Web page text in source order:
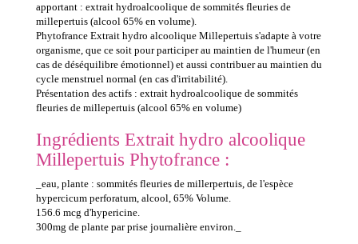
apportant : extrait hydroalcoolique de sommités fleuries de
millepertuis (alcool 65% en volume).
Phytofrance Extrait hydro alcoolique Millepertuis s'adapte à votre
organisme, que ce soit pour participer au maintien de l'humeur (en
cas de déséquilibre émotionnel) et aussi contribuer au maintien du
cycle menstruel normal (en cas d'irritabilité).
Présentation des actifs : extrait hydroalcoolique de sommités
fleuries de millepertuis (alcool 65% en volume)
Ingrédients Extrait hydro alcoolique
Millepertuis Phytofrance :
_eau, plante : sommités fleuries de millerpertuis, de l'espèce
hypercicum perforatum, alcool, 65% Volume.
156.6 mcg d'hypericine.
300mg de plante par prise journalière environ._